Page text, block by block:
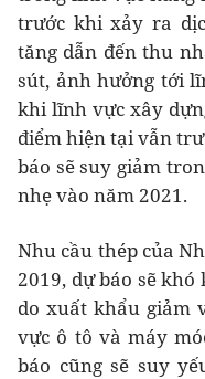
trước khi xảy ra
tăng dẫn đến thu
sút, ảnh hưởng tới
khi lĩnh vực xây
điểm hiện tại vẫn
báo sẽ suy giảm
nhẹ vào năm 2021.
Nhu cầu thép của
2019, dự báo sẽ
do xuất khẩu giảm
vực ô tô và máy
báo cũng sẽ suy